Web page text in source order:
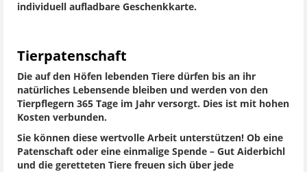
individuell aufladbare Geschenkkarte.
Tierpatenschaft
Die auf den Höfen lebenden Tiere dürfen bis an ihr
natürliches Lebensende bleiben und werden von den
Tierpflegern 365 Tage im Jahr versorgt. Dies ist mit hohen
Kosten verbunden.
Sie können diese wertvolle Arbeit unterstützen! Ob eine
Patenschaft oder eine einmalige Spende – Gut Aiderbichl
und die geretteten Tiere freuen sich über jede